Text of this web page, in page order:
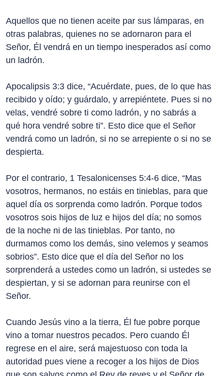
Aquellos que no tienen aceite par sus lámparas, en
otras palabras, quienes no se adornaron para el
Señor, Él vendrá en un tiempo inesperados así como
un ladrón.
Apocalipsis 3:3 dice, “Acuérdate, pues, de lo que has
recibido y oído; y guárdalo, y arrepiéntete. Pues si no
velas, vendré sobre ti como ladrón, y no sabrás a
qué hora vendré sobre ti”. Esto dice que el Señor
vendrá como un ladrón, si no se arrepiente o si no se
despierta.
Por el contrario, 1 Tesalonicenses 5:4-6 dice, “Mas
vosotros, hermanos, no estáis en tinieblas, para que
aquel día os sorprenda como ladrón. Porque todos
vosotros sois hijos de luz e hijos del día; no somos
de la noche ni de las tinieblas. Por tanto, no
durmamos como los demás, sino velemos y seamos
sobrios”. Esto dice que el día del Señor no los
sorprenderá a ustedes como un ladrón, si ustedes se
despiertan, y si se adornan para reunirse con el
Señor.
Cuando Jesús vino a la tierra, Él fue pobre porque
vino a tomar nuestros pecados. Pero cuando Él
regrese en el aire, será majestuoso con toda la
autoridad pues viene a recoger a los hijos de Dios